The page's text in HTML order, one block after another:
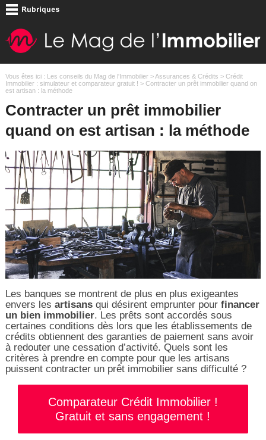
Vous êtes ici : Les conseils du Mag de l'Immobilier>Assurances & Crédits > Crédit
Immobilier : simulateur et comparateur gratuit ! > Contracter un prêt immobilier quand on
est artisan : la méthode
Contracter un prêt immobilier
quand on est artisan : la méthode
Les banques se montrent de plus en plus exigeantes
envers les artisans qui désirent emprunter pour financer
un bien immobilier. Les prêts sont accordés sous
certaines conditions dès lors que les établissements de
crédits obtiennent des garanties de paiement sans avoir
à redouter une cessation d’activité. Quels sont les
critères à prendre en compte pour que les artisans
puissent contracter un prêt immobilier sans difficulté ?
Comparateur Crédit Immobilier !
Gratuit et sans engagement !